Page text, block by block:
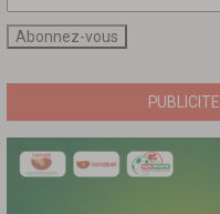
PUBLICITE